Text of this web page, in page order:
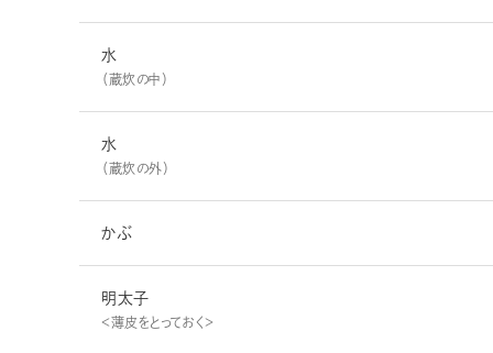
水
（蔵炊の中）
水
（蔵炊の外）
かぶ
明太子
＜薄皮をとっておく＞